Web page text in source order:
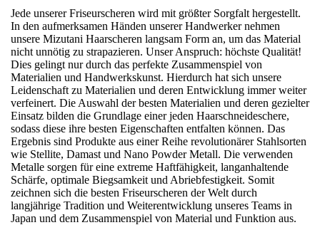
Jede unserer Friseurscheren wird mit größter Sorgfalt hergestellt.
In den aufmerksamen Händen unserer Handwerker nehmen
unsere Mizutani Haarscheren langsam Form an, um das Material
nicht unnötig zu strapazieren. Unser Anspruch: höchste Qualität!
Dies gelingt nur durch das perfekte Zusammenspiel von
Materialien und Handwerkskunst. Hierdurch hat sich unsere
Leidenschaft zu Materialien und deren Entwicklung immer weiter
verfeinert. Die Auswahl der besten Materialien und deren gezielter
Einsatz bilden die Grundlage einer jeden Haarschneideschere,
sodass diese ihre besten Eigenschaften entfalten können. Das
Ergebnis sind Produkte aus einer Reihe revolutionärer Stahlsorten
wie Stellite, Damast und Nano Powder Metall. Die verwenden
Metalle sorgen für eine extreme Haftfähigkeit, langanhaltende
Schärfe, optimale Biegsamkeit und Abriebfestigkeit. Somit
zeichnen sich die besten Friseurscheren der Welt durch
langjährige Tradition und Weiterentwicklung unseres Teams in
Japan und dem Zusammenspiel von Material und Funktion aus.